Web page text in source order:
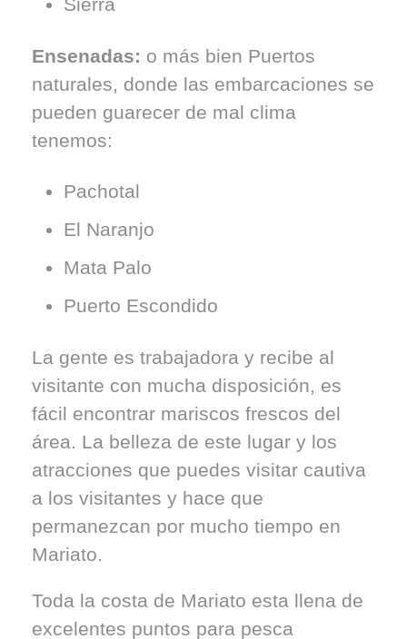
Sierra
Ensenadas: o más bien Puertos
naturales, donde las embarcaciones se
pueden guarecer de mal clima
tenemos:
Pachotal
El Naranjo
Mata Palo
Puerto Escondido
La gente es trabajadora y recibe al
visitante con mucha disposición, es
fácil encontrar mariscos frescos del
área. La belleza de este lugar y los
atracciones que puedes visitar cautiva
a los visitantes y hace que
permanezcan por mucho tiempo en
Mariato.
Toda la costa de Mariato esta llena de
excelentes puntos para pesca